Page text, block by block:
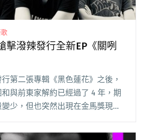
擊潑辣發行全新EP《關咧
第二張專輯《黑色蓮花》之後，
與前東家解約已經過了 4 年，期
少，但也突然出現在金馬獎現場
底於 StreetVoice 街聲發表了三